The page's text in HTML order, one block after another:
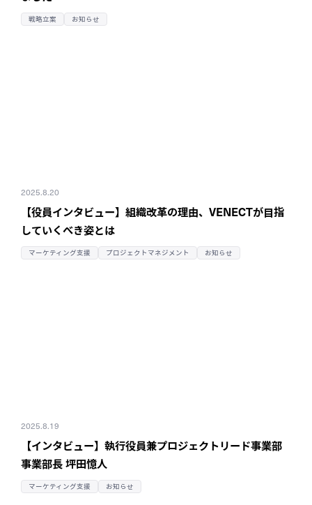
戦略立案 お知らせ
2025.8.20
【役員インタビュー】組織改革の理由、 VENECTが目指
していくべき姿とは
マーケティング支援 プロジェクトマネジメント お知らせ
2025.8.19
【インタビュー】執行役員兼プロジェクトリード事業部
事業部長 坪田憶人
マーケティング支援 お知らせ